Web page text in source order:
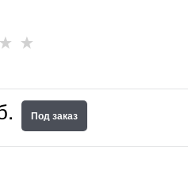
Под заказ